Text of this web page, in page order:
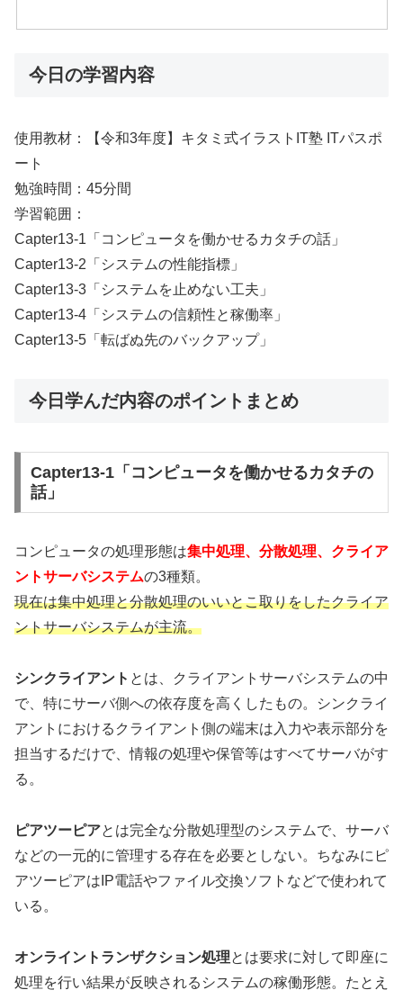
今日の学習内容
使用教材：【令和3年度】キタミ式イラストIT塾 ITパスポ
ート
勉強時間：45分間
学習範囲：
Capter13-1「コンピュータを働かせるカタチの話」
Capter13-2「システムの性能指標」
Capter13-3「システムを止めない工夫」
Capter13-4「システムの信頼性と稼働率」
Capter13-5「転ばぬ先のバックアップ」
今日学んだ内容のポイントまとめ
Capter13-1「コンピュータを働かせるカタチの
話」
コンピュータの処理形態は集中処理、分散処理、クライア
ントサーバシステムの3種類。
現在は集中処理と分散処理のいいとこ取りをしたクライア
ントサーバシステムが主流。
シンクライアント とは、クライアントサーバシステムの中
で、特にサーバ側への依存度を高くしたもの。シンクライ
アントにおけるクライアント側の端末は入力や表示部分を
担当するだけで、情報の処理や保管等はすべてサーバがす
る。
ピアツーピアとは完全な分散処理型のシステムで、サーバ
などの一元的に管理する存在を必要としない。ちなみにピ
アツーピアはIP電話やファイル交換ソフトなどで使われて
いる。
オンライントランザクション処理とは要求に対して即座に
処理を行い結果が反映されるシステムの稼働形態。たとえ